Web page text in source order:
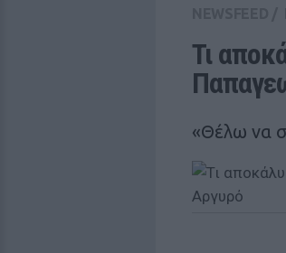
Τι
«Θέλω να